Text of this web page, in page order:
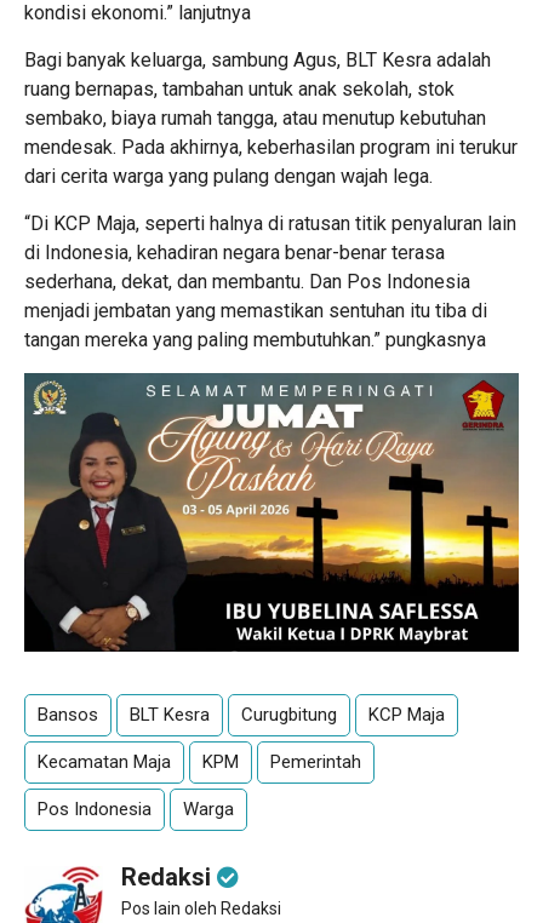
kondisi ekonomi.” lanjutnya
Bagi banyak keluarga, sambung Agus, BLT Kesra adalah
ruang bernapas, tambahan untuk anak sekolah, stok
sembako, biaya rumah tangga, atau menutup kebutuhan
mendesak. Pada akhirnya, keberhasilan program ini terukur
dari cerita warga yang pulang dengan wajah lega.
“Di KCP Maja, seperti halnya di ratusan titik penyaluran lain
di Indonesia, kehadiran negara benar-benar terasa
sederhana, dekat, dan membantu. Dan Pos Indonesia
menjadi jembatan yang memastikan sentuhan itu tiba di
tangan mereka yang paling membutuhkan.” pungkasnya
Bansos BLT Kesra Curugbitung KCP Maja
Kecamatan Maja KPM Pemerintah
Pos Indonesia Warga
Redaksi
Pos lain oleh Redaksi